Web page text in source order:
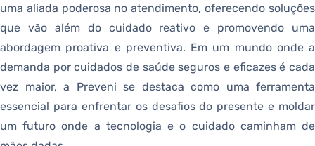
uma aliada poderosa no atendimento, oferecendo soluções
que vão além do cuidado reativo e promovendo uma
abordagem proativa e preventiva. Em um mundo onde a
demanda por cuidados de saúde seguros e eficazes é cada
vez maior, a Preveni se destaca como uma ferramenta
essencial para enfrentar os desafios do presente e moldar
um futuro onde a tecnologia e o cuidado caminham de